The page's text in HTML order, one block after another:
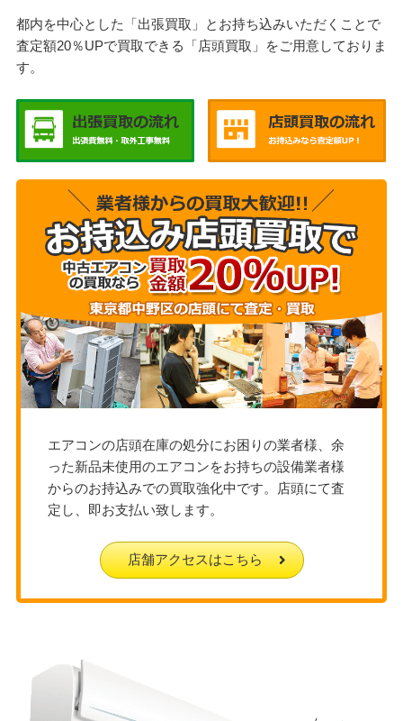
都内を中心とした「出張買取」とお持ち込みいただくことで
査定額20％UPで買取できる「店頭買取」をご用意しておりま
す。
エアコンの店頭在庫の処分にお困りの業者様、余
った新品未使用のエアコンをお持ちの設備業者様
からのお持込みでの買取強化中です。店頭にて査
定し、即お支払い致します。
店舗アクセスはこちら